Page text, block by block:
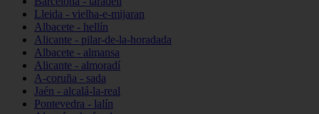
Lleida - vielha-e-mijaran
Albacete - hellín
Alicante - pilar-de-la-horadada
Albacete - almansa
Alicante - almoradí
A-coruña - sada
Jaén - alcalá-la-real
Pontevedra - lalín